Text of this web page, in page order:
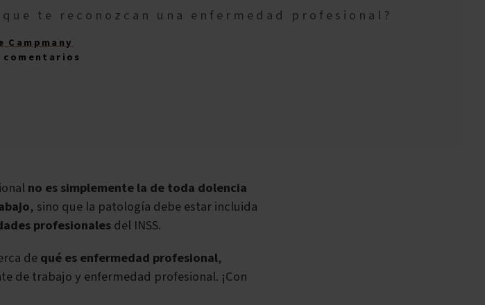
que te reconozcan una enfermedad profesional?
Campmany
comentarios
no es simplemente la de toda dolencia
, sino que la patología debe estar incluida
profesionalesdel INSS.
dequé es enfermedad profesional,
de trabajo y enfermedad profesional. ¡Con